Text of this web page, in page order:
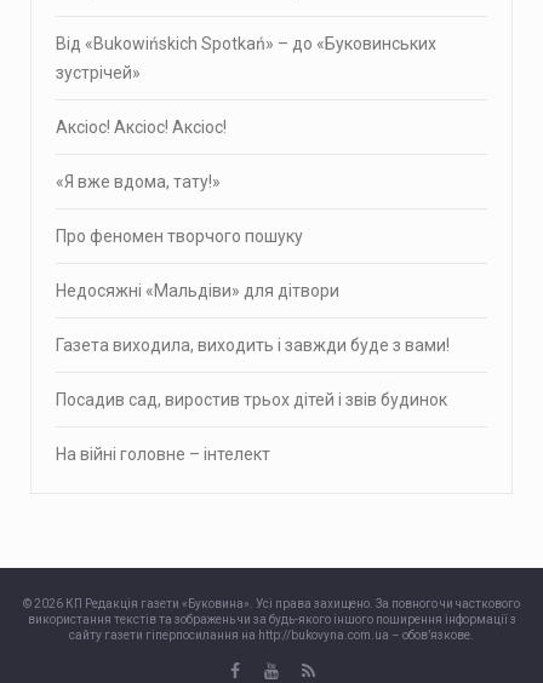
Від «Bukowińskich Spotkań» – до «Буковинських
зустрічей»
Аксіос! Аксіос! Аксіос!
«Я вже вдома, тату!»
Про фено­мен твор­чого пошуку
Недосяжні «Мальдіви» для дітвори
Газета виходила, виходить і завжди буде з вами!
Посадив сад, виростив трьох дітей і звів будинок
На війні головне – інтелект
© 2026 КП Редакція газети «Буковина». Усі права захищено. За повного чи часткового
використання текстів та зображень чи за будь-якого іншого поширення інформації з
сайту газети гіперпосилання на http://bukovyna.com.ua – обов’язкове.